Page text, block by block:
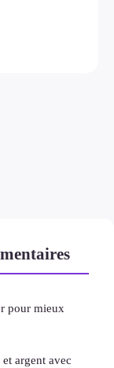
pour mieux
argent avec